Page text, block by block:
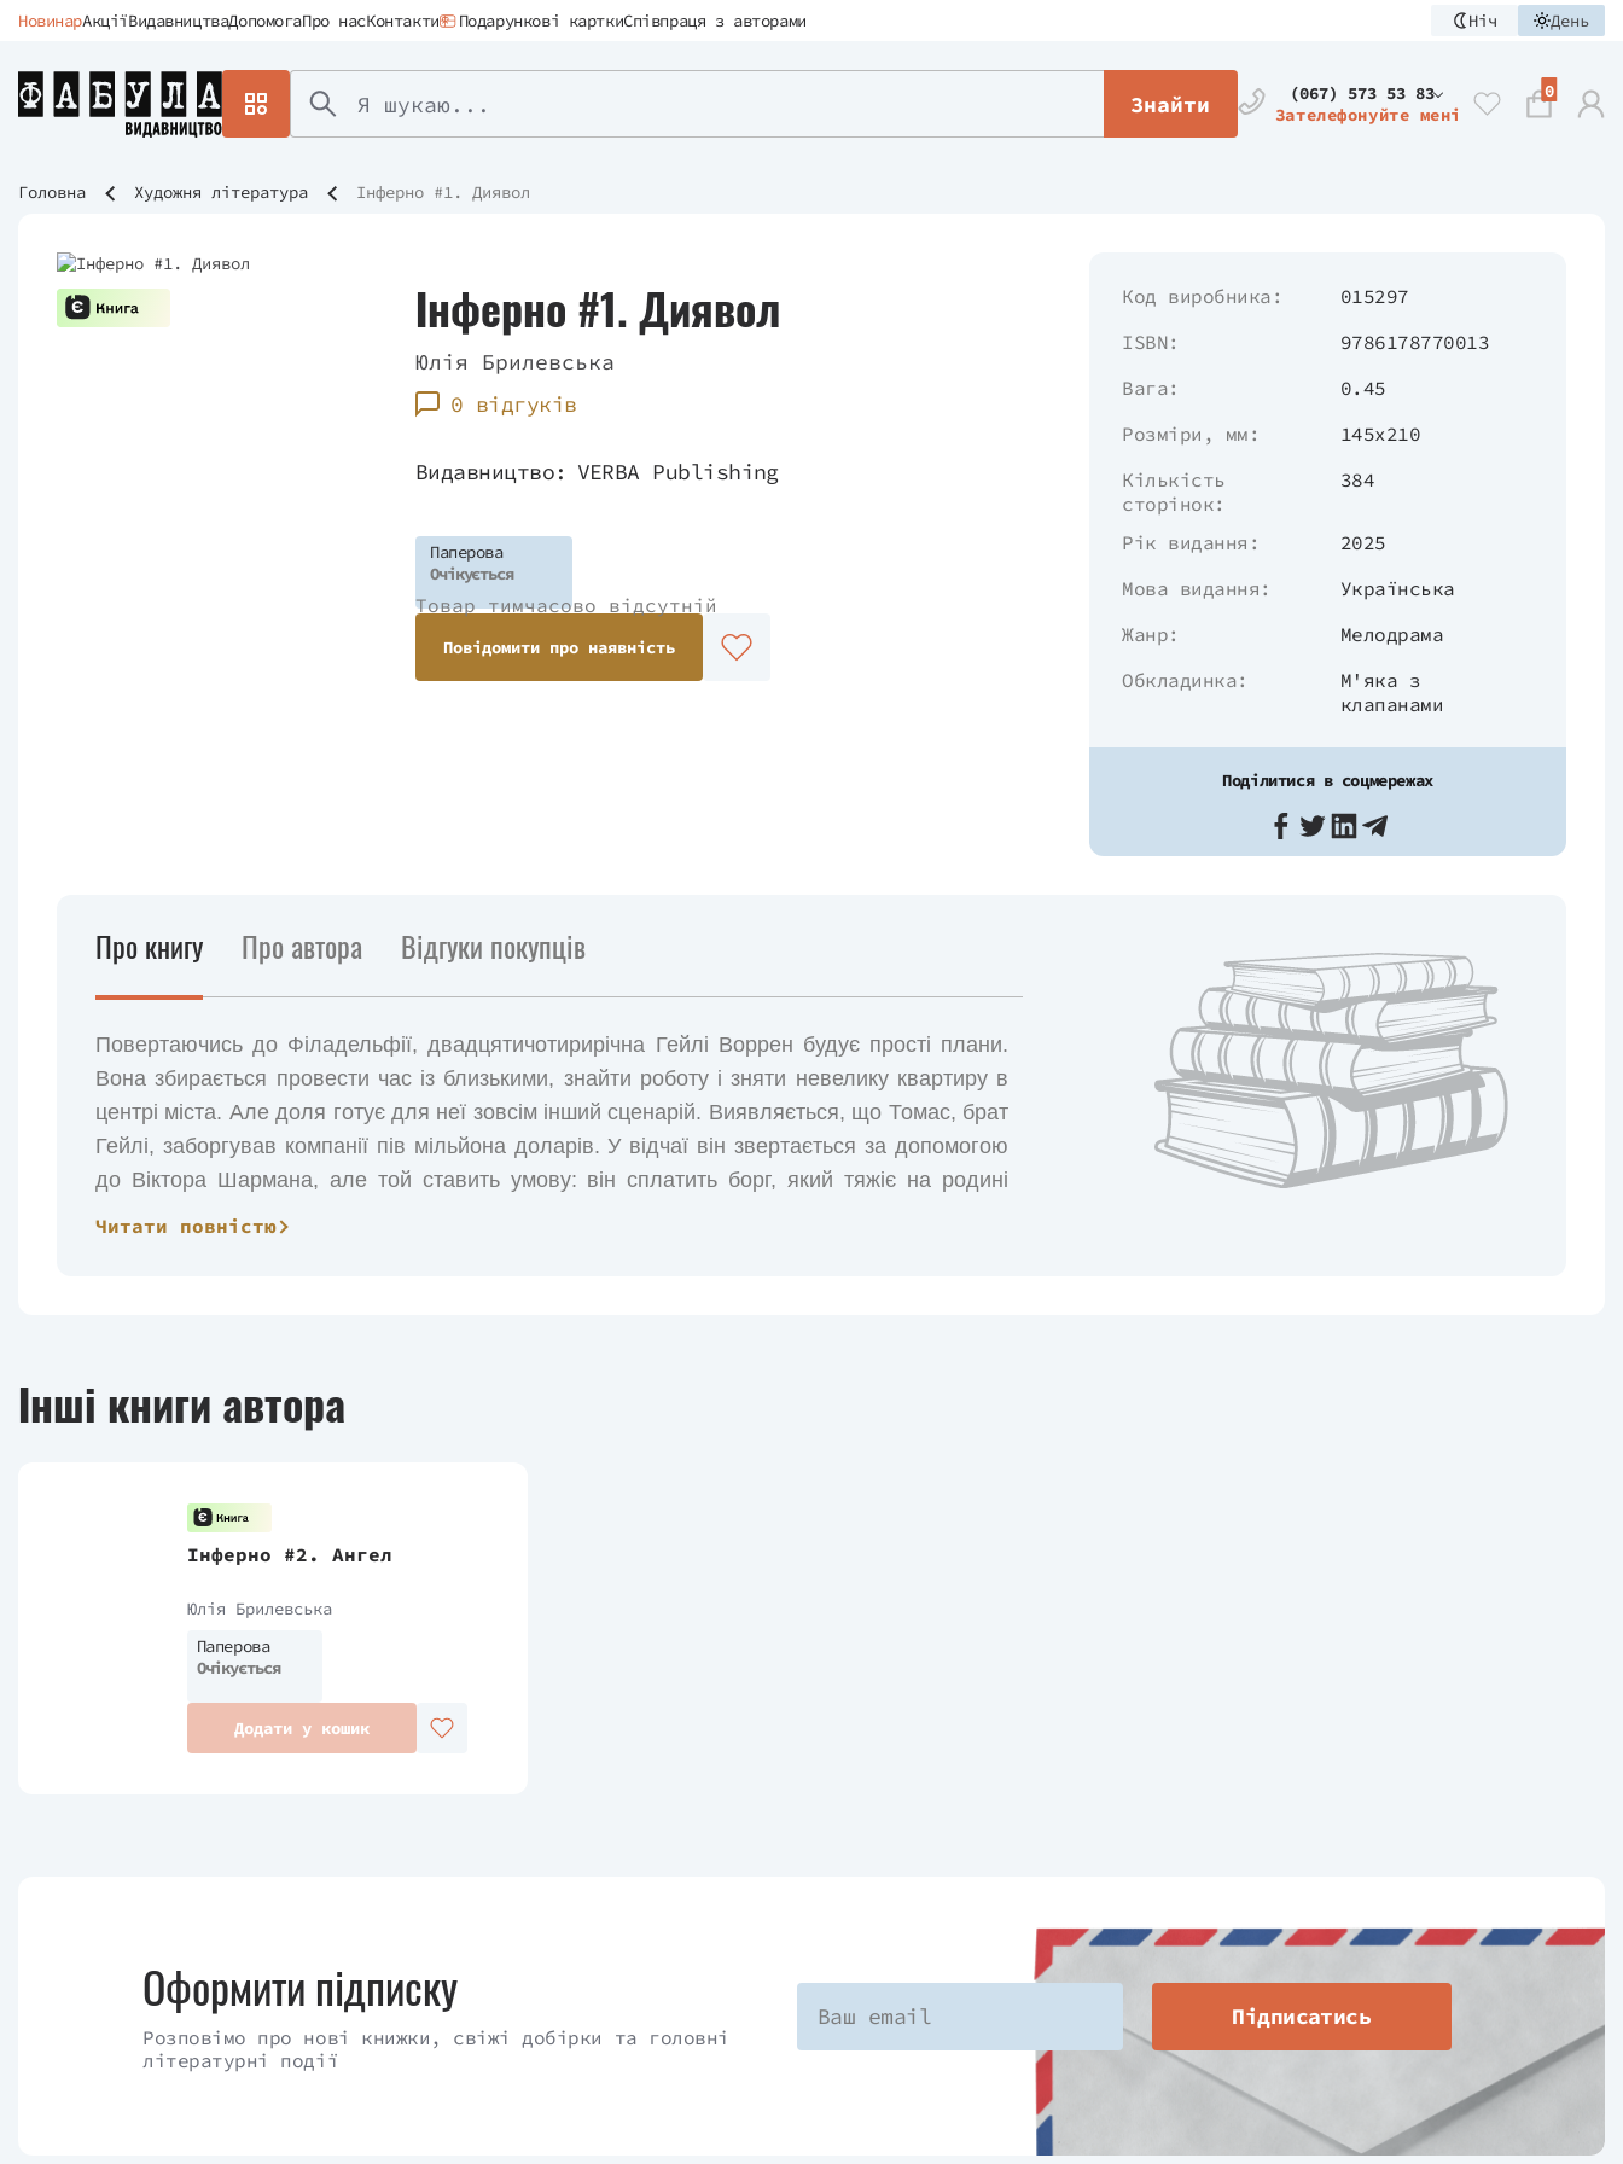
НовинарАкціїВидавництваДопомогаПро насКонтакти Подарункові карткиСпівпраця з авторами Ніч День
Знайти
(067) 573 53 83
Зателефонуйте мені
0
Головна Художня література Інферно #1. Диявол
Інферно #1. Диявол
Юлія Брилевська
0 відгуків
Видавництво: VERBA Publishing
Паперова
Очікується
Товар тимчасово відсутній
Повідомити про наявність
Код виробника:
015297
ISBN:
9786178770013
Вага:
0.45
Розміри, мм:
145х210
Кількість
сторінок:
384
Рік видання:
2025
Мова видання:
Українська
Жанр:
Мелодрама
Обкладинка:
М'яка з
клапанами
Поділитися в соцмережах
Про книгу Про автора Відгуки покупців
Повертаючись до Філадельфії, двадцятичотирирічна Гейлі Воррен будує прості плани.
Вона збирається провести час із близькими, знайти роботу і зняти невелику квартиру в
центрі міста. Але доля готує для неї зовсім інший сценарій. Виявляється, що Томас, брат
Гейлі, заборгував компанії пів мільйона доларів. У відчаї він звертається за допомогою
до Віктора Шармана, але той ставить умову: він сплатить борг, який тяжіє на родині
Ворренів, якщо Гейлі погодиться вийти за нього заміж. Щоб врятувати сімейний бізнес,
Читати повністю
Інші книги автора
Інферно #2. Ангел
Юлія Брилевська
Паперова
Очікується
Додати у кошик
Оформити підписку
Розповімо про нові книжки, свіжі добірки та головні
літературні події
Підписатись